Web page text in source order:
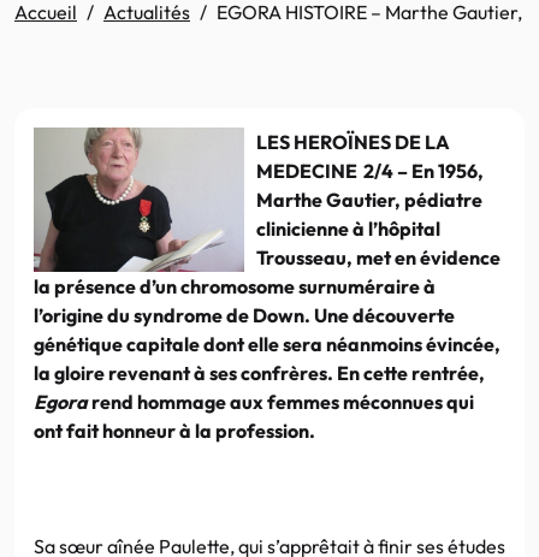
Accueil Actualités EGORA HISTOIRE – Marthe Gautier,
LES HEROÏNES DE LA
MEDECINE 2/4 – En 1956,
Marthe Gautier, pédiatre
clinicienne à l’hôpital
Trousseau, met en évidence
la présence d’un chromosome surnuméraire à
l’origine du syndrome de Down. Une découverte
génétique capitale dont elle sera néanmoins évincée,
la gloire revenant à ses confrères. En cette rentrée,
Egorarend hommage aux femmes méconnues qui
ont fait honneur à la profession.
Sa sœur aînée Paulette, qui s’apprêtait à finir ses études